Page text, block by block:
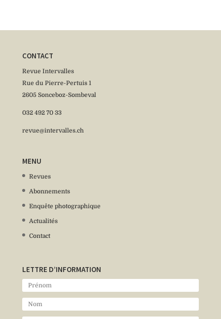
CONTACT
Revue Intervalles
Rue du Pierre-Pertuis 1
2605 Sonceboz-Sombeval
032 492 70 33
revue@intervalles.ch
MENU
Revues
Abonnements
Enquête photographique
Actualités
Contact
LETTRE D’INFORMATION